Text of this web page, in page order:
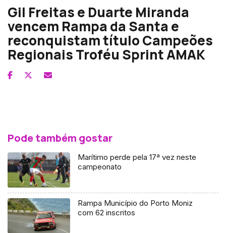
Gil Freitas e Duarte Miranda
vencem Rampa da Santa e
reconquistam título Campeões
Regionais Troféu Sprint AMAK
Pode também gostar
Marítimo perde pela 17ª vez neste
campeonato
Rampa Município do Porto Moniz
com 62 inscritos